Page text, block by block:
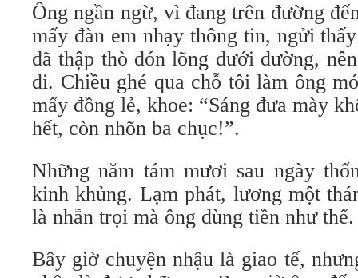
Ông ngần ngừ, vì đang trên đường
mấy đàn em nhạy thông tin, ngửi
đã thập thò đón lõng dưới đường,
đi. Chiều ghé qua chỗ tôi làm ông
mấy đồng lẻ, khoe: “Sáng đưa mày
hết, còn nhõn ba chục!”.
Những năm tám mươi sau ngày
kinh khủng. Lạm phát, lương một
là nhẵn trọi mà ông dùng tiền như thế.
Bây giờ chuyện nhậu là giao tế,